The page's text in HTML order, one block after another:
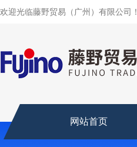
欢迎光临藤野贸易（广州）有限公司！
网站首页